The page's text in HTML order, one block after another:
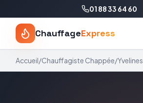
01 88 33 64 60
ChauffageExpress
Accueil/Chauffagiste Chappée/Yvelines